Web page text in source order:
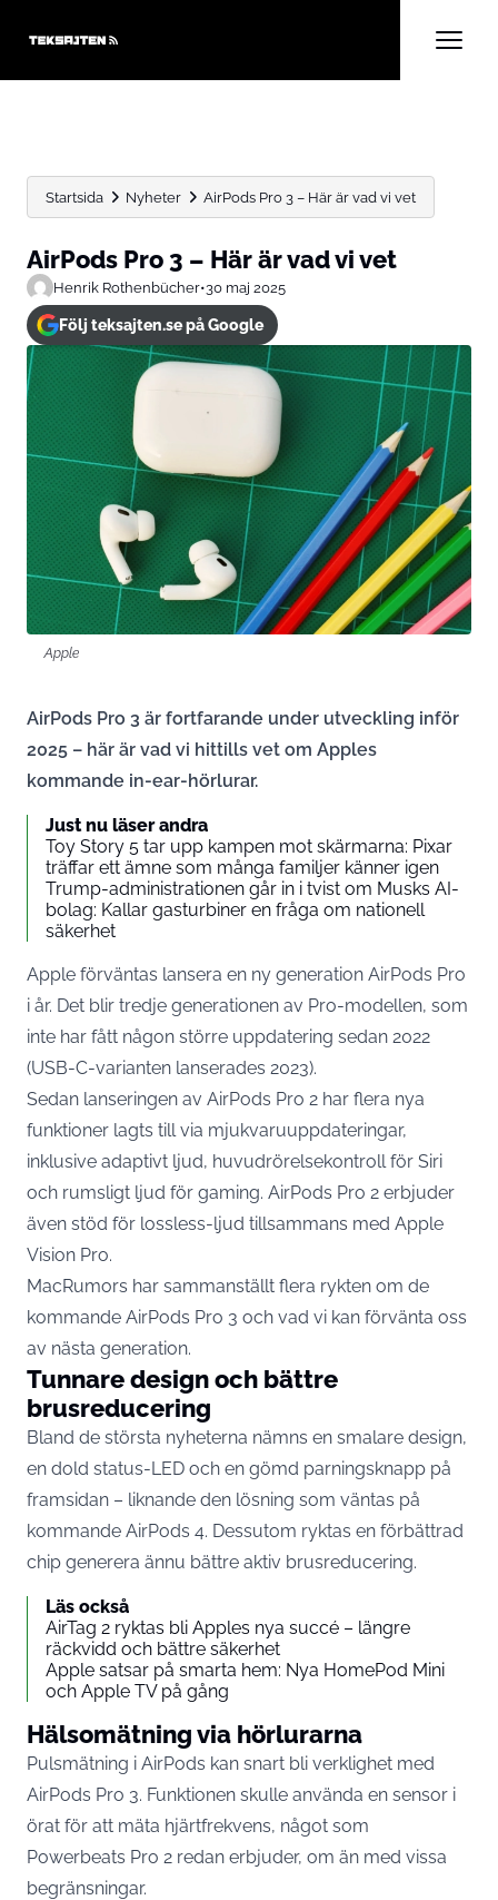
Startsida Nyheter AirPods Pro 3 – Här är vad vi vet
AirPods Pro 3 – Här är vad vi vet
Henrik Rothenbücher•30 maj 2025
Följ teksajten.se på Google
Apple
AirPods Pro 3 är fortfarande under utveckling inför
2025 – här är vad vi hittills vet om Apples
kommande in-ear-hörlurar.
Just nu läser andra
Toy Story 5 tar upp kampen mot skärmarna: Pixar
träffar ett ämne som många familjer känner igen
Trump-administrationen går in i tvist om Musks AI-
bolag: Kallar gasturbiner en fråga om nationell
säkerhet
Apple förväntas lansera en ny generation AirPods Pro
i år. Det blir tredje generationen av Pro-modellen, som
inte har fått någon större uppdatering sedan 2022
(USB-C-varianten lanserades 2023).
Sedan lanseringen av AirPods Pro 2 har flera nya
funktioner lagts till via mjukvaruuppdateringar,
inklusive adaptivt ljud, huvudrörelsekontroll för Siri
och rumsligt ljud för gaming. AirPods Pro 2 erbjuder
även stöd för lossless-ljud tillsammans med Apple
Vision Pro.
MacRumors har sammanställt flera rykten om de
kommande AirPods Pro 3 och vad vi kan förvänta oss
av nästa generation.
Tunnare design och bättre
brusreducering
Bland de största nyheterna nämns en smalare design,
en dold status-LED och en gömd parningsknapp på
framsidan – liknande den lösning som väntas på
kommande AirPods 4. Dessutom ryktas en förbättrad
chip generera ännu bättre aktiv brusreducering.
Läs också
AirTag 2 ryktas bli Apples nya succé – längre
räckvidd och bättre säkerhet
Apple satsar på smarta hem: Nya HomePod Mini
och Apple TV på gång
Hälsomätning via hörlurarna
Pulsmätning i AirPods kan snart bli verklighet med
AirPods Pro 3. Funktionen skulle använda en sensor i
örat för att mäta hjärtfrekvens, något som
Powerbeats Pro 2 redan erbjuder, om än med vissa
begränsningar.